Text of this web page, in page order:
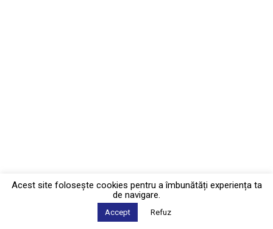
Acest site foloseşte cookies pentru a îmbunătăți experiența ta
de navigare.
Accept Refuz